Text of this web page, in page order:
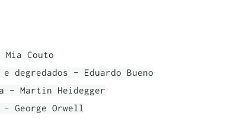
Couto
degredados - Eduardo Bueno
- Martin Heidegger
George Orwell